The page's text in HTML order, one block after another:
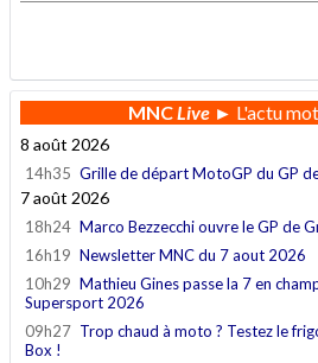
MNCLive► L'actu
8 août 2026
14h35 Grille de départ MotoGP du GP
7 août 2026
18h24 Marco Bezzecchi ouvre le GP de
16h19 Newsletter MNC du 7 aout 2026
10h29 Mathieu Gines passe la 7 en
Supersport 2026
09h27 Trop chaud à moto ? Testez le
Box !